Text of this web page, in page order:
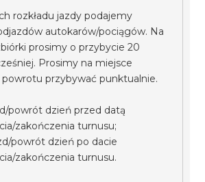
rozkładu jazdy podajemy
autokarów/pociągów. Na
prosimy o przybycie 20
Prosimy na miejsce
powrotu przybywać punktualnie.
powrót dzień przed datą
zakończenia turnusu;
powrót dzień po dacie
zakończenia turnusu.